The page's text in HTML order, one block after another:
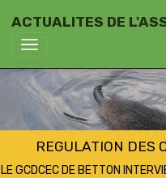
ACTUALITES DE
REGULATION DES
LE GCDCEC DE BETTON